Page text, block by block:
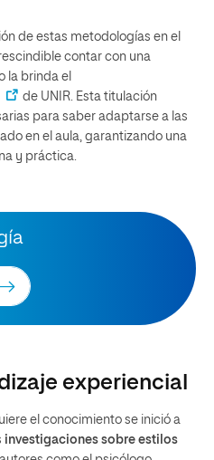
de estas metodologías en el
contar con una
la brinda el
de UNIR. Esta titulación
para saber adaptarse a las
en el aula, garantizando una
y práctica.
experiencial
el conocimiento se inició a
investigaciones sobre estilos